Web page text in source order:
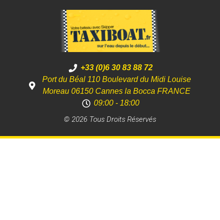
+33 (0)6 30 83 88 72
Port du Béal 110 Boulevard du Midi Louise
Moreau 06150 Cannes la Bocca FRANCE
09:00 - 18:00
© 2026 Tous Droits Réservés